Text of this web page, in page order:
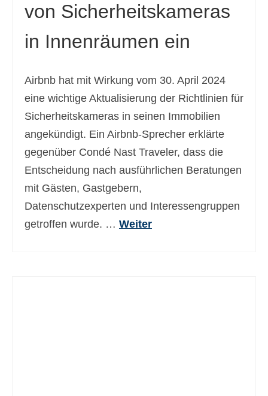
von Sicherheitskameras
in Innenräumen ein
Airbnb hat mit Wirkung vom 30. April 2024
eine wichtige Aktualisierung der Richtlinien für
Sicherheitskameras in seinen Immobilien
angekündigt. Ein Airbnb-Sprecher erklärte
gegenüber Condé Nast Traveler, dass die
Entscheidung nach ausführlichen Beratungen
mit Gästen, Gastgebern,
Datenschutzexperten und Interessengruppen
getroffen wurde. … Weiter